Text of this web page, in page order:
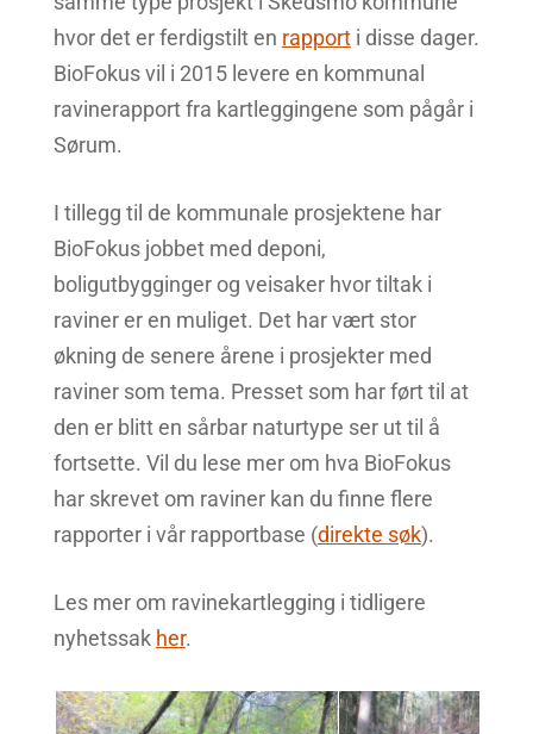
hvor det er ferdigstilt en rapporti disse dager.
BioFokus vil i 2015 levere en kommunal
ravinerapport fra kartleggingene som pågår i
Sørum.
I tillegg til de kommunale prosjektene har
BioFokus jobbet med deponi,
boligutbygginger og veisaker hvor tiltak i
raviner er en muliget. Det har vært stor
økning de senere årene i prosjekter med
raviner som tema. Presset som har ført til at
den er blitt en sårbar naturtype ser ut til å
fortsette. Vil du lese mer om hva BioFokus
har skrevet om raviner kan du finne flere
rapporter i vår rapportbase (direkte søk).
Les mer om ravinekartlegging i tidligere
nyhetssak her.